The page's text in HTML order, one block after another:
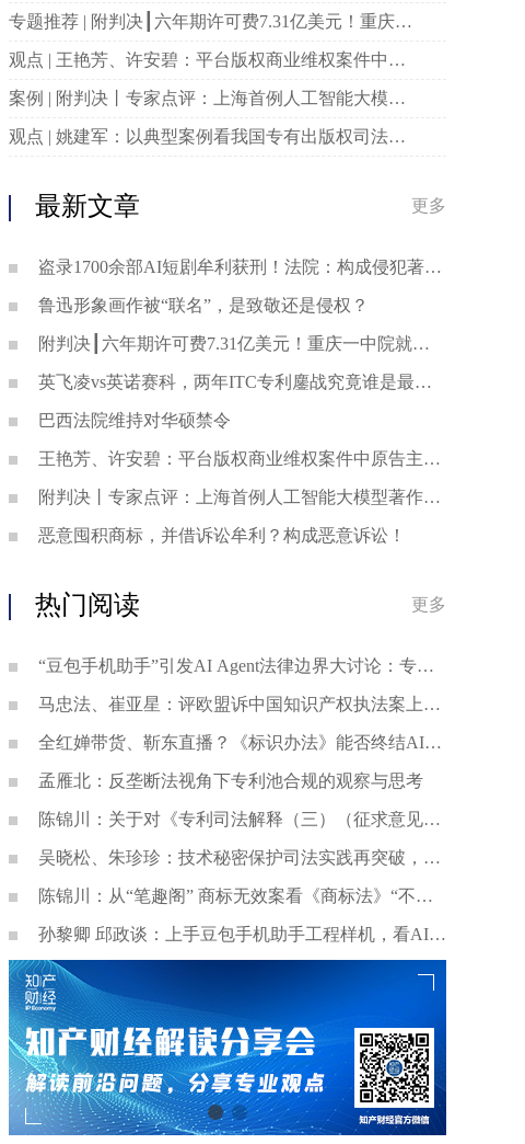
动等您来投！
专题推荐 | 附判决┃六年期许可费7.31亿美元！重庆一
中院就中兴诉三星案作出一审判决
观点 | 王艳芳、许安碧：平台版权商业维权案件中原
告主体资格的司法审查与规制
案例 | 附判决丨专家点评：上海首例人工智能大模型
著作权侵权案二审宣判
观点 | 姚建军：以典型案例看我国专有出版权司法保
最新文章 更多
盗录1700余部AI短剧牟利获刑！法院：构成侵犯著作
权罪
鲁迅形象画作被“联名”，是致敬还是侵权？
附判决┃六年期许可费7.31亿美元！重庆一中院就中
兴诉三星案作出一审判决
英飞凌vs英诺赛科，两年ITC专利鏖战究竟谁是最终
赢家？
巴西法院维持对华硕禁令
王艳芳、许安碧：平台版权商业维权案件中原告主体
资格的司法审查与规制
附判决丨专家点评：上海首例人工智能大模型著作权
侵权案二审宣判
恶意囤积商标，并借诉讼牟利？构成恶意诉讼！
热门阅读 更多
“豆包手机助手”引发AI Agent法律边界大讨论：专家
深度剖析数据合规与竞争秩序
马忠法、崔亚星：评欧盟诉中国知识产权执法案上诉
仲裁裁决
全红婵带货、靳东直播？《标识办法》能否终结AI拟
声乱象？
孟雁北：反垄断法视角下专利池合规的观察与思考
陈锦川：关于对《专利司法解释（三）（征求意见
稿）》几个诉讼程序问题的意见建议
吴晓松、朱珍珍：技术秘密保护司法实践再突破，高
质量审判护航科技创新——北京精雕公司诉田某、深
圳创世纪公司侵害技术秘密案浅析
陈锦川：从“笔趣阁” 商标无效案看《商标法》“不良
影响”条款的司法适用边界
孙黎卿 邱政谈：上手豆包手机助手工程样机，看AI手
机行业法律风险